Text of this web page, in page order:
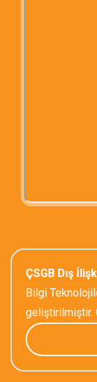
ÇSGB Dış
Bilgi
geliştirilmiştir.